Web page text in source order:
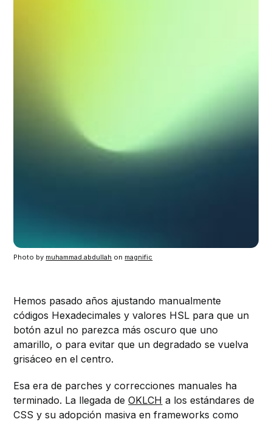
Photo by muhammad.abdullah on magnific
Hemos pasado años ajustando manualmente
códigos Hexadecimales y valores HSL para que un
botón azul no parezca más oscuro que uno
amarillo, o para evitar que un degradado se vuelva
grisáceo en el centro.
Esa era de parches y correcciones manuales ha
terminado. La llegada deOKLCH a los estándares de
CSS y su adopción masiva en frameworks como